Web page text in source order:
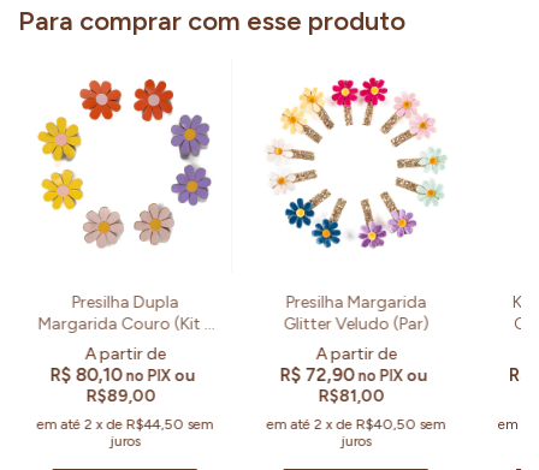
Para comprar com esse produto
Presilha Dupla
Margarida Couro (Kit e
Par)
R$ 80,10no PIX ou
R$89,00
em até 2 xde R$44,50 sem
juros
Presilha Margarida
Glitter Veludo (Par)
R$ 72,90 no PIXou
R$81,00
em até 2 xde R$40,50 sem
juros
Kit
R$
em